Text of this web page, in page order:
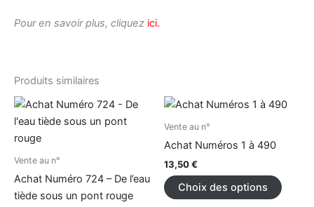
Pour en savoir plus, cliquez ici.
Produits similaires
Vente au n°
Achat Numéro 724 – De l’eau
tiède sous un pont rouge
Vente au n°
Achat Numéros 1 à 490
13,50€
Choix des options
Ce
Les